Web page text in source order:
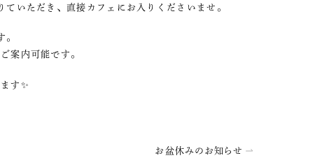
いただき、直接カフェにお入りくださいませ。
。
案内可能です。
す✨
お盆休みのお知らせ